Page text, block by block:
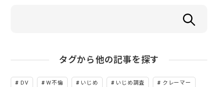
タグから他の記事を探す
DV W不倫 いじめ いじめ調査 クレーマー